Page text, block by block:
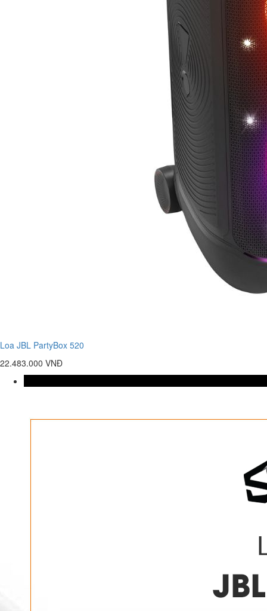
Loa JBL PartyBox 520
22.483.000 VNĐ